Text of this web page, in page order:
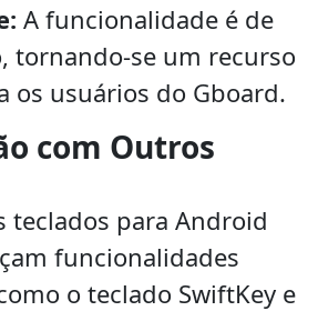
A funcionalidade é de
tornando-se um recurso
os usuários do Gboard.
com Outros
teclados para Android
funcionalidades
o teclado SwiftKey e